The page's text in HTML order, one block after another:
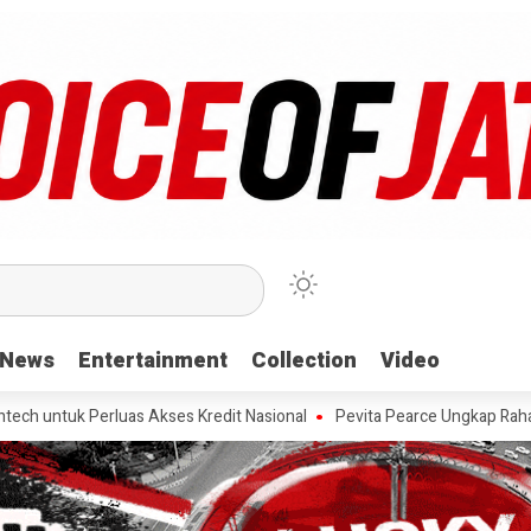
News Entertainment Collection Video
News Entertainment Collection Video
Akses Kredit Nasional Pevita Pearce Ungkap Rahasia